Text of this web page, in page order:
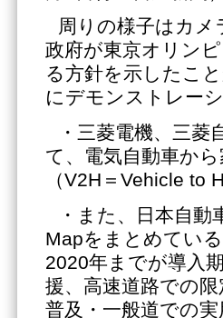
周りの様子はカメ
政府が東京オリン
る方針を示したこ
にデモンストレー
・三菱電機、三
て、電気自動車か
（V2H＝Vehicle to
・また、日本自
Mapをまとめてい
2020年までが導入
援、高速道路での
普及・一般道での